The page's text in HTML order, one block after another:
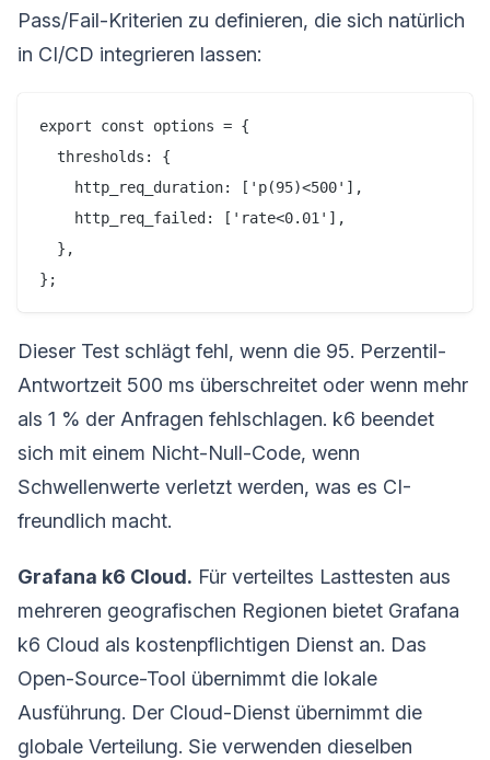
Pass/Fail-Kriterien zu definieren, die sich natürlich
in CI/CD integrieren lassen:
export const options = {
  thresholds: {
    http_req_duration: ['p(95)<500'],
    http_req_failed: ['rate<0.01'],
  },
Dieser Test schlägt fehl, wenn die 95. Perzentil-
Antwortzeit 500 ms überschreitet oder wenn mehr
als 1 % der Anfragen fehlschlagen. k6 beendet
sich mit einem Nicht-Null-Code, wenn
Schwellenwerte verletzt werden, was es CI-
freundlich macht.
Grafana k6 Cloud. Für verteiltes Lasttesten aus
mehreren geografischen Regionen bietet Grafana
k6 Cloud als kostenpflichtigen Dienst an. Das
Open-Source-Tool übernimmt die lokale
Ausführung. Der Cloud-Dienst übernimmt die
globale Verteilung. Sie verwenden dieselben